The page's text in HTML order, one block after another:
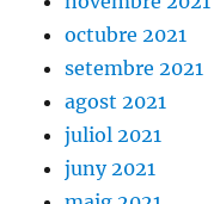
octubre 2021
setembre 2021
agost 2021
juliol 2021
juny 2021